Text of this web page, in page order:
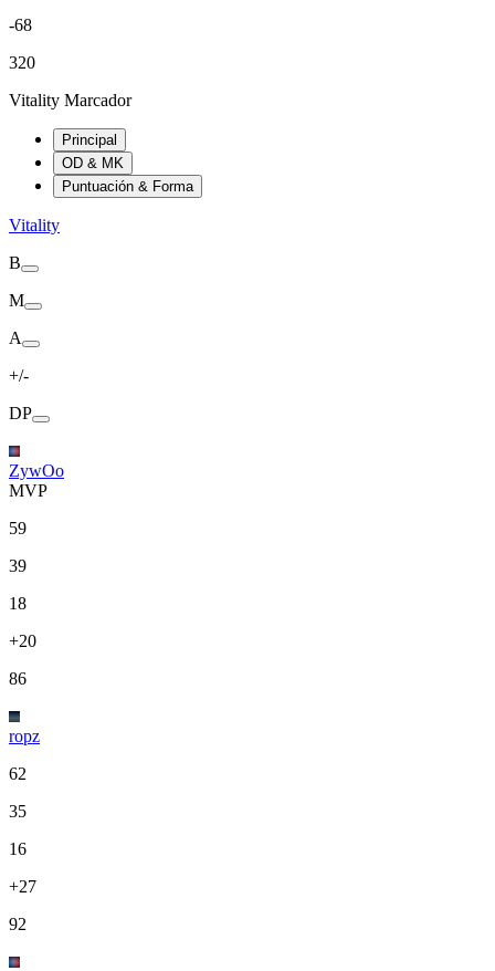
-68
320
Vitality Marcador
Principal
OD & MK
Puntuación & Forma
Vitality
B
M
A
+/-
DP
ZywOo
MVP
59
39
18
+20
86
ropz
62
35
16
+27
92